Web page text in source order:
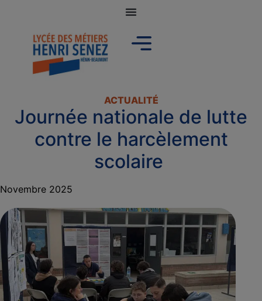
ACTUALITÉ
Journée nationale de lutte
contre le harcèlement
scolaire
Novembre 2025